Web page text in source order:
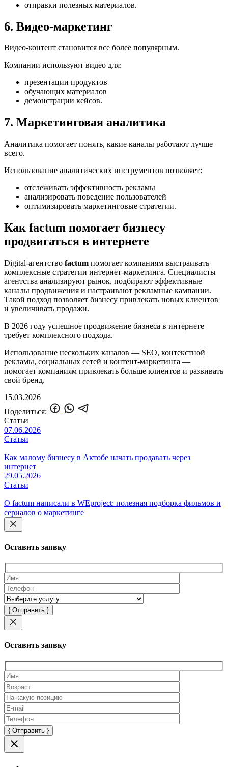
отправки полезных материалов.
6. Видео-маркетинг
Видео-контент становится все более популярным.
Компании используют видео для:
презентации продуктов
обучающих материалов
демонстрации кейсов.
7. Маркетинговая аналитика
Аналитика помогает понять, какие каналы работают лучше
всего.
Использование аналитических инструментов позволяет:
отслеживать эффективность рекламы
анализировать поведение пользователей
оптимизировать маркетинговые стратегии.
Как factum помогает бизнесу
продвигаться в интернете
Digital-агентство factum помогает компаниям выстраивать
комплексные стратегии интернет-маркетинга. Специалисты
агентства анализируют рынок, подбирают эффективные
каналы продвижения и настраивают рекламные кампании.
Такой подход позволяет бизнесу привлекать новых клиентов
и увеличивать продажи.
В 2026 году успешное продвижение бизнеса в интернете
требует комплексного подхода.
Использование нескольких каналов — SEO, контекстной
рекламы, социальных сетей и контент-маркетинга —
помогает компаниям привлекать больше клиентов и развивать
свой бренд.
15.03.2026
Поделиться:
Статьи
07.06.2026
Статьи
Как малому бизнесу в Актобе начать продавать через
интернет
29.05.2026
Статьи
О factum написали в WEproject: полезная подборка фильмов и
сериалов о маркетинге
Оставить заявку
Оставьте
это
поле
Оставить заявку
Оставьте
это
поле